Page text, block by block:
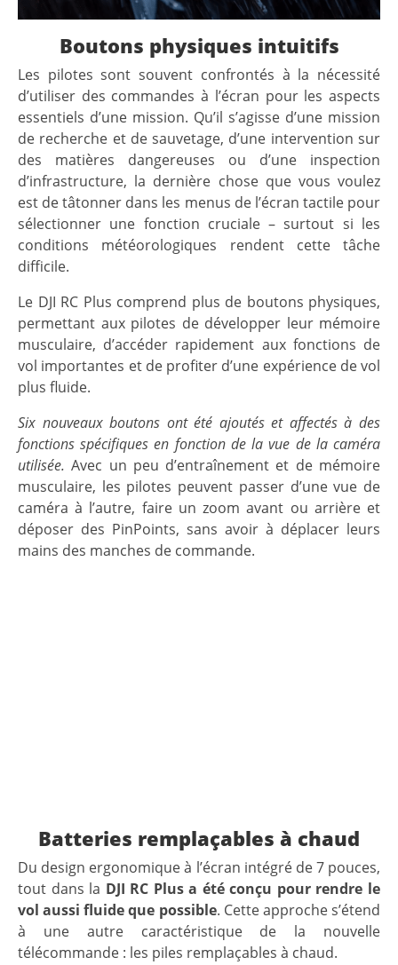
Boutons physiques intuitifs
Les pilotes sont souvent confrontés à la nécessité
d’utiliser des commandes à l’écran pour les aspects
essentiels d’une mission. Qu’il s’agisse d’une mission
de recherche et de sauvetage, d’une intervention sur
des matières dangereuses ou d’une inspection
d’infrastructure, la dernière chose que vous voulez
est de tâtonner dans les menus de l’écran tactile pour
sélectionner une fonction cruciale – surtout si les
conditions météorologiques rendent cette tâche
difficile.
Le DJI RC Plus comprend plus de boutons physiques,
permettant aux pilotes de développer leur mémoire
musculaire, d’accéder rapidement aux fonctions de
vol importantes et de profiter d’une expérience de vol
plus fluide.
Six nouveaux boutons ont été ajoutés et affectés à des
fonctions spécifiques en fonction de la vue de la caméra
utilisée. Avec un peu d’entraînement et de mémoire
musculaire, les pilotes peuvent passer d’une vue de
caméra à l’autre, faire un zoom avant ou arrière et
déposer des PinPoints, sans avoir à déplacer leurs
mains des manches de commande.
Batteries remplaçables à chaud
Du design ergonomique à l’écran intégré de 7 pouces,
tout dans la DJI RC Plus a été conçu pour rendre le
vol aussi fluide que possible. Cette approche s’étend
à une autre caractéristique de la nouvelle
télécommande : les piles remplaçables à chaud.